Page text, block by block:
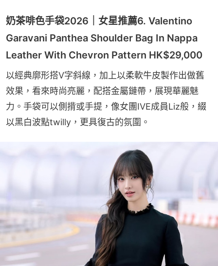
奶茶啡色手袋2026｜女星推薦6. Valentino
Garavani Panthea Shoulder Bag In Nappa
Leather With Chevron Pattern HK$29,000
以經典廓形搭V字斜線，加上以柔軟牛皮製作出做舊
效果，看來時尚亮麗，配搭金屬鏈帶，展現華麗魅
力。手袋可以側揹或手提，像女團IVE成員Liz般，綴
以黑白波點twilly，更具復古的氛圍。